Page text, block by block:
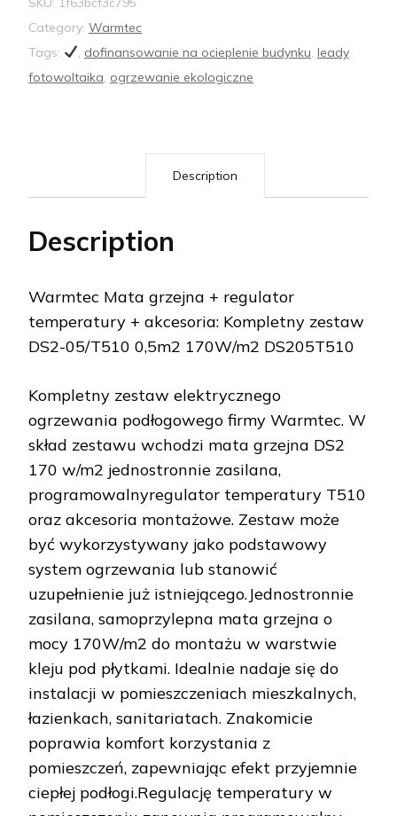
Category: Warmtec
Tags:
, dofinansowanie na ocieplenie budynku, leady
fotowoltaika, ogrzewanie ekologiczne
Description
Description
Warmtec Mata grzejna + regulator
temperatury + akcesoria: Kompletny zestaw
DS2-05/T510 0,5m2 170W/m2 DS205T510
Kompletny zestaw elektrycznego
ogrzewania podłogowego firmy Warmtec. W
skład zestawu wchodzi mata grzejna DS2
170 w/m2 jednostronnie zasilana,
programowalnyregulator temperatury T510
oraz akcesoria montażowe. Zestaw może
być wykorzystywany jako podstawowy
system ogrzewania lub stanowić
uzupełnienie już istniejącego.Jednostronnie
zasilana, samoprzylepna mata grzejna o
mocy 170W/m2 do montażu w warstwie
kleju pod płytkami. Idealnie nadaje się do
instalacji w pomieszczeniach mieszkalnych,
łazienkach, sanitariatach. Znakomicie
poprawia komfort korzystania z
pomieszczeń, zapewniając efekt przyjemnie
ciepłej podłogi.Regulację temperatury w